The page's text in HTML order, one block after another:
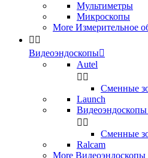
Мультиметры
Микроскопы
More Измерительное
 
Видеоэндоскопы
Autel
 
Сменные
Launch
Видеоэндоскопы
 
Сменные
Ralcam
More Видеоэндоскопы